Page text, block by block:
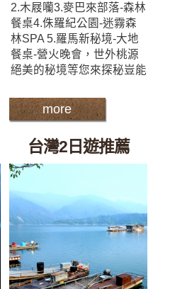
2.木屐囒3.麥巴來部落-森林
餐桌4.侏羅紀公園-迷霧森
林SPA 5.羅馬新秘境-大地
餐桌-營火晚會，世外桃源
絕美的秘境等您來探秘豈能
more
台灣2日遊推薦